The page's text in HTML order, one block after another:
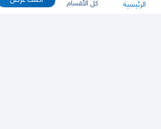
الرئيسية كل الأقسام